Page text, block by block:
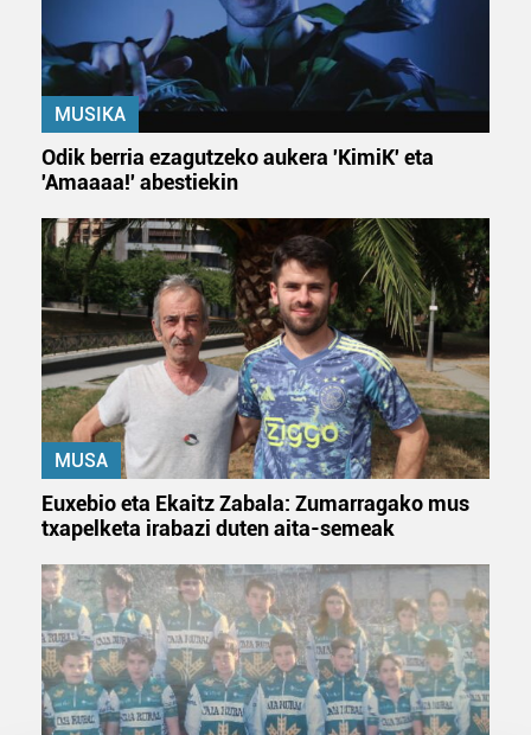
MUSIKA
Odik berria ezagutzeko aukera 'KimiK' eta
'Amaaaa!' abestiekin
MUSA
Euxebio eta Ekaitz Zabala: Zumarragako mus
txapelketa irabazi duten aita-semeak